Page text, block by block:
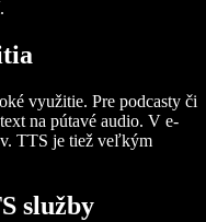
využitie. Pre podcasty či
na pútavé audio. V e-
TTS je tiež veľkým
služby